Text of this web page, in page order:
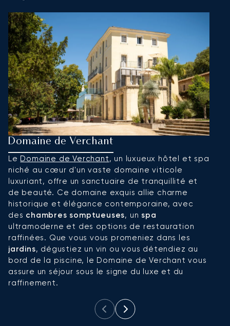
Domaine de Verchant
Le Domaine de Verchant, un luxueux hôtel et spa
niché au cœur d'un vaste domaine viticole
luxuriant, offre un sanctuaire de tranquillité et
de beauté. Ce domaine exquis allie charme
historique et élégance contemporaine, avec
des chambres somptueuses, un spa
ultramoderne et des options de restauration
raffinées. Que vous vous promeniez dans les
jardins, dégustiez un vin ou vous détendiez au
bord de la piscine, le Domaine de Verchant vous
assure un séjour sous le signe du luxe et du
raffinement.